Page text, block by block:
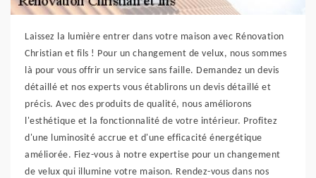
Laissez la lumière entrer dans votre maison avec Rénovation
Christian et fils ! Pour un changement de velux, nous sommes
là pour vous offrir un service sans faille. Demandez un devis
détaillé et nos experts vous établirons un devis détaillé et
précis. Avec des produits de qualité, nous améliorons
l'esthétique et la fonctionnalité de votre intérieur. Profitez
d'une luminosité accrue et d'une efficacité énergétique
améliorée. Fiez-vous à notre expertise pour un changement
de velux qui illumine votre maison. Rendez-vous dans nos